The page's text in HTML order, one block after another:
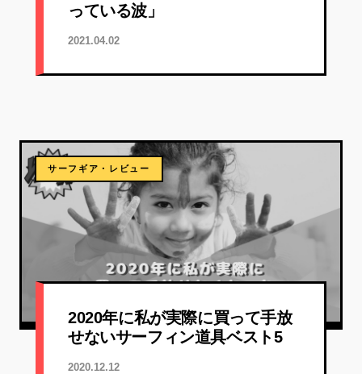
っている波」
2021.04.02
サーフギア・レビュー
2020年に私が実際に買って手放
せないサーフィン道具ベスト5
2020.12.12